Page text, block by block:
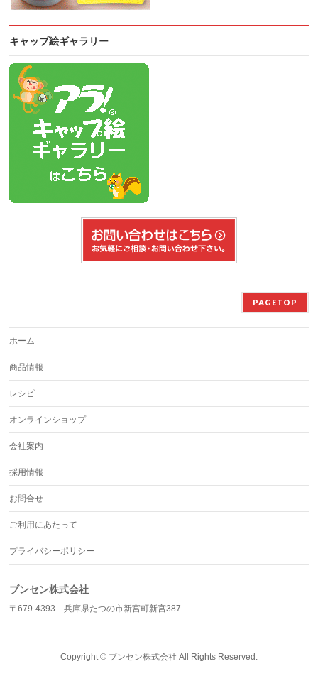
キャップ絵ギャラリー
PAGETOP
ホーム
商品情報
レシピ
オンラインショップ
会社案内
採用情報
お問合せ
ご利用にあたって
プライバシーポリシー
ブンセン株式会社
〒679-4393 兵庫県たつの市新宮町新宮387
Copyright © ブンセン株式会社 All Rights Reserved.